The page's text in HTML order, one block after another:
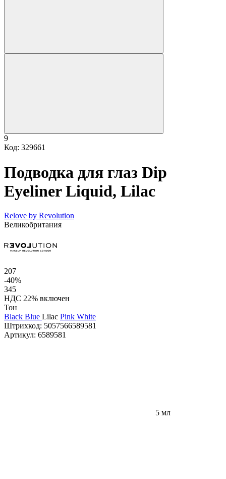
9
Код: 329661
Подводка для глаз Dip
Eyeliner Liquid, Lilac
Relove by Revolution
Великобритания
207
-40%
345
НДС 22% включен
Тон
Black Blue Lilac Pink White
Штрихкод: 5057566589581
Артикул: 6589581
5 мл